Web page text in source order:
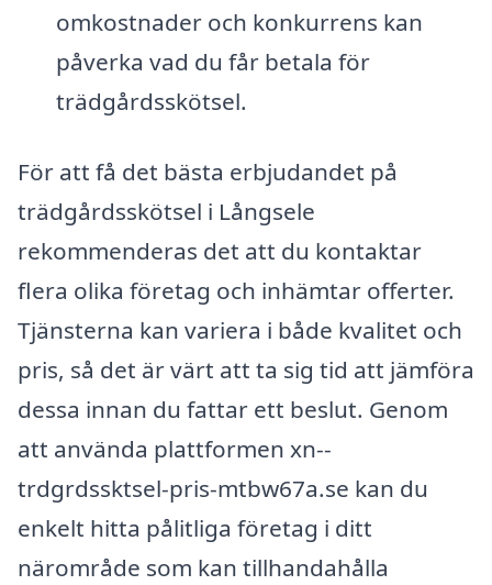
omkostnader och konkurrens kan
påverka vad du får betala för
trädgårdsskötsel.
För att få det bästa erbjudandet på
trädgårdsskötsel i Långsele
rekommenderas det att du kontaktar
flera olika företag och inhämtar offerter.
Tjänsterna kan variera i både kvalitet och
pris, så det är värt att ta sig tid att jämföra
dessa innan du fattar ett beslut. Genom
att använda plattformen xn--
trdgrdssktsel-pris-mtbw67a.se kan du
enkelt hitta pålitliga företag i ditt
närområde som kan tillhandahålla